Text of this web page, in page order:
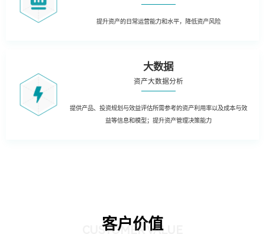
提升资产的日常运营能力和水平，降低资产风险
大数据
资产大数据分析
提供产品、投资规划与效益评估所需参考的资产利用率以及成本与效
益等信息和模型；提升资产管理决策能力
客户价值
CUSTOMER VALUE